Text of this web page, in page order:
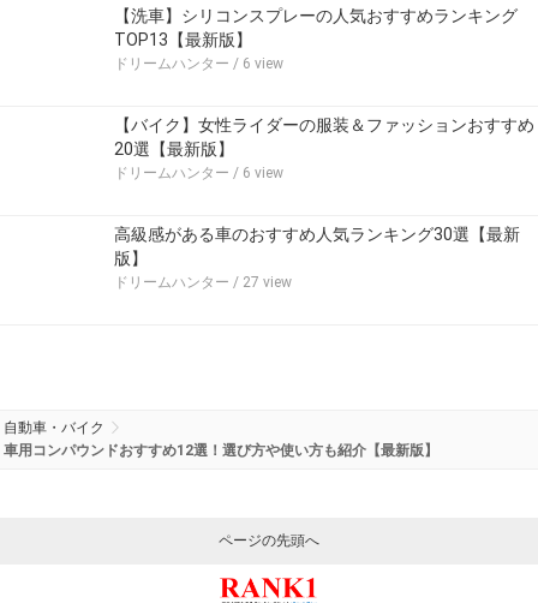
【洗車】シリコンスプレーの人気おすすめランキング
TOP13【最新版】
ドリームハンター / 6 view
【バイク】女性ライダーの服装＆ファッションおすすめ
20選【最新版】
ドリームハンター / 6 view
高級感がある車のおすすめ人気ランキング30選【最新
版】
ドリームハンター / 27 view
自動車・バイク
車用コンパウンドおすすめ12選！選び方や使い方も紹介【最新版】
ページの先頭へ